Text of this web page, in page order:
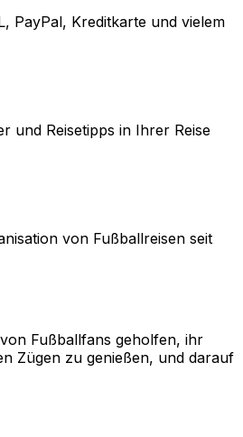
PayPal, Kreditkarte und vielem
und Reisetipps in Ihrer Reise
von Fußballreisen seit
Fußballfans geholfen, ihr
Zügen zu genießen, und darauf